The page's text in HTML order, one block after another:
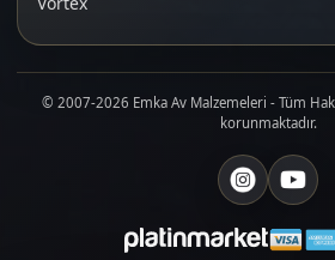
© 2007-2026 Emka Av Malzemeleri - Tüm
korunmaktadır.